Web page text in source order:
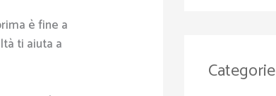
è fine a
ti aiuta a
Categorie